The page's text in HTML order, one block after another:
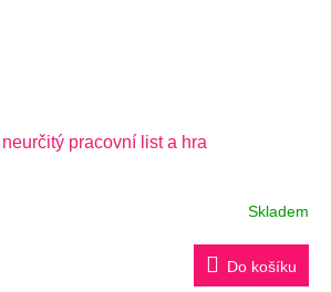
pracovní list a hra
Skladem
Do košíku